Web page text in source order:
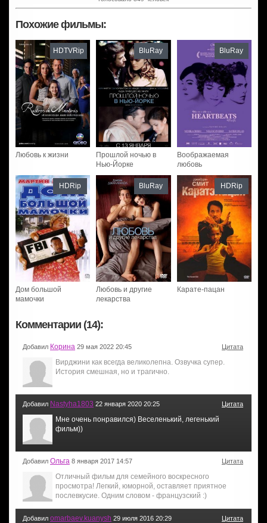
Похожие фильмы:
Любовь к жизни
HDTVRip
Прошлой ночью в
Нью-Йорке
BluRay
Воображаемая
любовь
BluRay
Дом большой
мамочки
HDRip
Любовь и другие
лекарства
BluRay
Карате-пацан
HDRip
Комментарии (14):
Добавил Корина 29 мая 2022 20:45 Цитата
Вирджини как всегда великолепна. Озвучка супер.
История смешная, но и трагично.
Добавил Nastyha1803 22 января 2020 20:25 Цитата
Мне очень понравился) Веселенький, легенький
фильм))
Добавил Ольга 8 января 2017 14:57 Цитата
Отличный фильм для семейного воскресного
просмотра! Легкий, юморной, оставляет приятное
послевкусие. Одним словом - французский :)
Добавил omarbaev.kuanysh 29 июля 2016 20:29 Цитата